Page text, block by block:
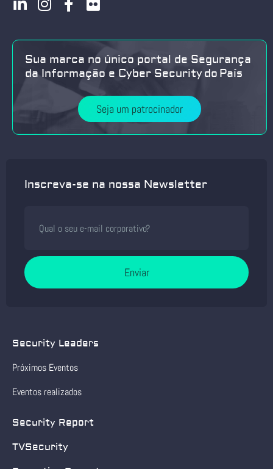
Sua marca no único portal de Segurança
da Informação e Cyber Security do País
Seja um patrocinador
Inscreva-se na nossa Newsletter
Enviar
Security Leaders
Próximos Eventos
Eventos realizados
Security Report
TVSecurity